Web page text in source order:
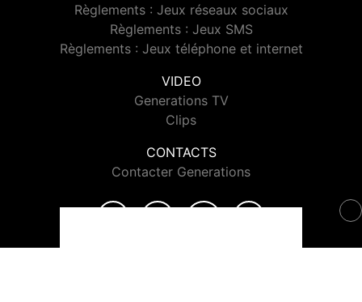
Règlements : Jeux réseaux sociaux
Règlements : Jeux SMS
Règlements : Jeux téléphone et internet
VIDEO
Generations TV
Clips
CONTACTS
Contacter Generations